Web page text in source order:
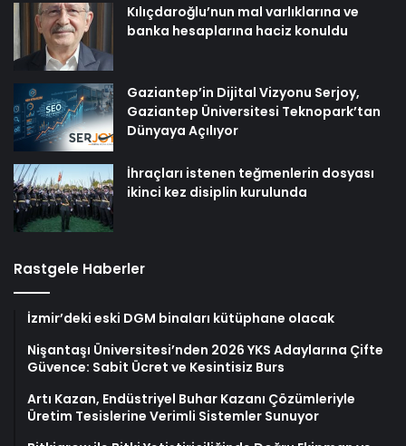
Kılıçdaroğlu’nun mal varlıklarına ve
banka hesaplarına haciz konuldu
Gaziantep’in Dijital Vizyonu Serjoy,
Gaziantep Üniversitesi Teknopark’tan
Dünyaya Açılıyor
İhraçları istenen teğmenlerin dosyası
ikinci kez disiplin kurulunda
Rastgele Haberler
İzmir’deki eski DGM binaları kütüphane olacak
Nişantaşı Üniversitesi’nden 2026 YKS Adaylarına Çifte
Güvence: Sabit Ücret ve Kesintisiz Burs
Artı Kazan, Endüstriyel Buhar Kazanı Çözümleriyle
Üretim Tesislerine Verimli Sistemler Sunuyor